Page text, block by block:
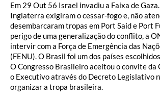
Em 29 Out 56 Israel invadiu a Faixa de
Inglaterra exigiram o cessar-fogo e, não
desembarcaram tropas em Port Said e Port
perigo de uma generalização do conflito, a
intervir com a Força de Emergência das
(FENU). O Brasil foi um dos países
O Congresso Brasileiro aceitou o convite da
o Executivo através do Decreto Legislativo
organizar a tropa brasileira.